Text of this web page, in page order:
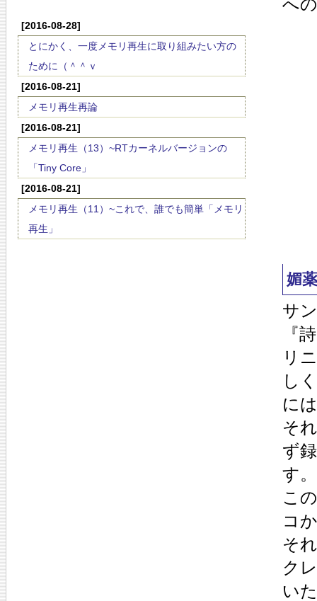
[2016-08-28]
とにかく、一度メモリ再生に取り組みたい方の
ために（＾＾ｖ
[2016-08-21]
メモリ再生再論
[2016-08-21]
メモリ再生（13）~RTカーネルバージョンの
「Tiny Core」
[2016-08-21]
メモリ再生（11）~これで、誰でも簡単「メモリ
再生」
へ
媚
サ
『
リ
し
に
そ
ず
す。
こ
コ
そ
ク
い